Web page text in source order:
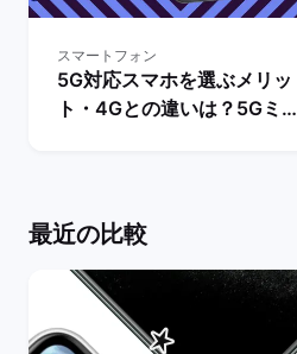
スマートフォン
5G対応スマホを選ぶメリッ
ト・4Gとの違いは？5Gミリ
最近の比較